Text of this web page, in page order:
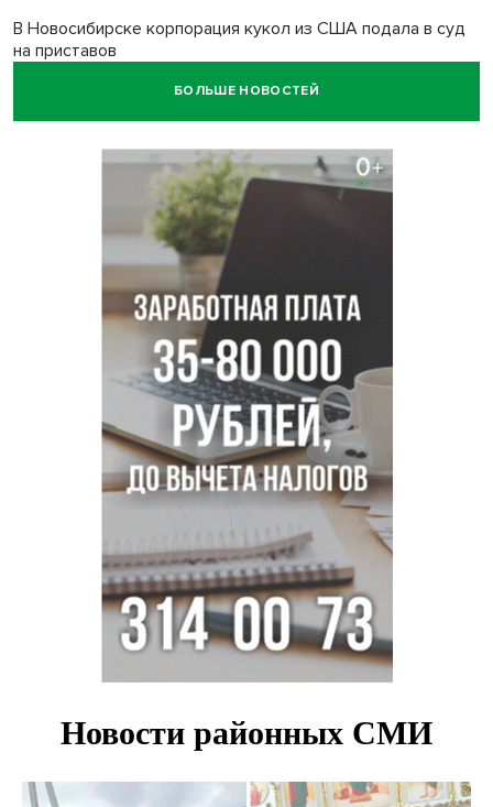
В Новосибирске корпорация кукол из США подала в суд
на приставов
В Новосибирске минздрав объявил бесплатную
В Новосибирске врачи прооперировали 25 тысяч
пациентов с катарактой
Знаменитый орангутан Бату отметил юбилей в
новосибирском зоопарке
Новосибирские хирурги спасли сердце восьмиклассницы
с донорским клапаном
БОЛЬШЕ НОВОСТЕЙ